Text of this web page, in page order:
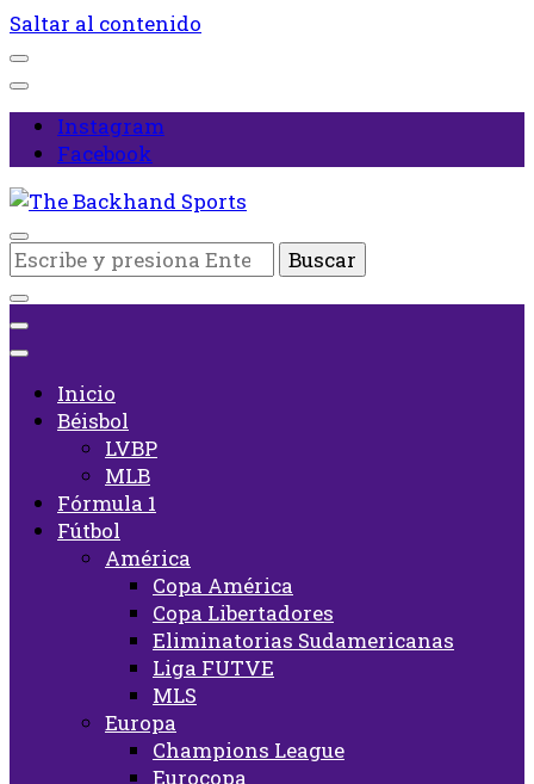
Saltar al contenido
Instagram
Facebook
The Backhand Sports
Inicio
¿Buscas
algo?
Inicio
Béisbol
LVBP
MLB
Fórmula 1
Fútbol
América
Copa América
Copa Libertadores
Eliminatorias Sudamericanas
Liga FUTVE
MLS
Europa
Champions League
Eurocopa